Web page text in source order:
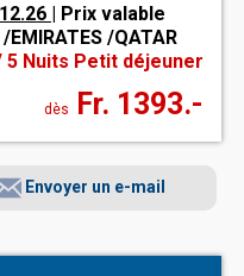
et de jardins de rêve.
garantissent
| Prix valable
/QATAR
5 Nuits Petit déjeuner
dès Fr. 1393.-
Envoyer un e-mail